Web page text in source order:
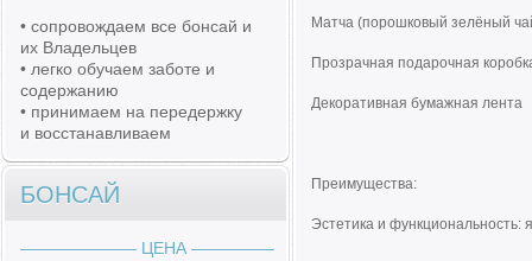
Матча (порошковый зелёный
Прозрачная подарочная
Декоративная бумажная лента
Преимущества:
Эстетика и
• сопровождаем все бонсай и
их Владельцев
• легко обучаем заботе и
содержанию
• принимаем на передержку
и восстанавливаем
БОНСАЙ
――――――― ЦЕНА ―――――